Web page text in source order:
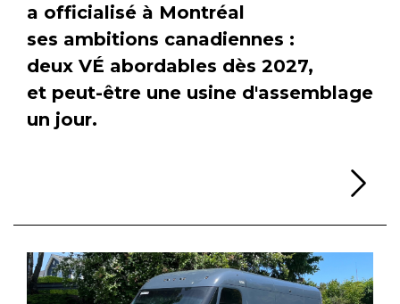
a officialisé à Montréal
ses ambitions canadiennes :
deux VÉ abordables dès 2027,
et peut-être une usine d'assemblage
un jour.